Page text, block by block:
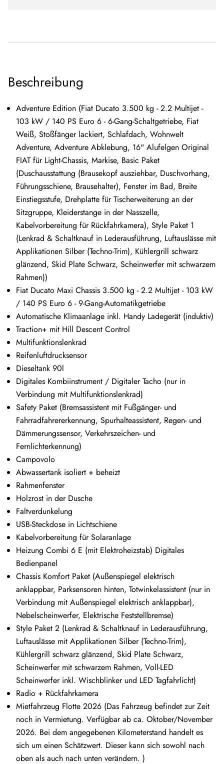
Beschreibung
Adventure Edition (Fiat Ducato 3.500 kg - 2.2 Multijet -
103 kW / 140 PS Euro 6 - 6-Gang-Schaltgetriebe, Fiat
Weiß, Stoßfänger lackiert, Schlafdach, Wohnwelt
Adventure, Adventure Abklebung, 16" Alufelgen Original
FIAT für Light-Chassis, Markise, Basic Paket
(Duschausstattung (Brausekopf ausziehbar, Duschvorhang,
Führungsschiene, Brausehalter), Fenster im Bad, Breite
Einstiegsstufe, Drehplatte für Tischerweiterung an der
Sitzgruppe, Kleiderstange in der Nasszelle,
Kabelvorbereitung für Rückfahrkamera), Style Paket 1
(Lenkrad & Schaltknauf in Lederausführung, Luftauslässe mit
Applikationen Silber (Techno-Trim), Kühlergrill schwarz
glänzend, Skid Plate Schwarz, Scheinwerfer mit schwarzem
Rahmen))
Fiat Ducato Maxi Chassis 3.500 kg - 2.2 Multijet - 103 kW
/ 140 PS Euro 6 - 9-Gang-Automatikgetriebe
Automatische Klimaanlage inkl. Handy Ladegerät (induktiv)
Traction+ mit Hill Descent Control
Multifunktionslenkrad
Reifenluftdrucksensor
Dieseltank 90l
Digitales Kombiinstrument / Digitaler Tacho (nur in
Verbindung mit Multifunktionslenkrad)
Safety Paket (Bremsassistent mit Fußgänger- und
Fahrradfahrererkennung, Spurhalteassistent, Regen- und
Dämmerungssensor, Verkehrszeichen- und
Fernlichterkennung)
Campovolo
Abwassertank isoliert + beheizt
Rahmenfenster
Holzrost in der Dusche
Faltverdunkelung
USB-Steckdose in Lichtschiene
Kabelvorbereitung für Solaranlage
Heizung Combi 6 E (mit Elektroheizstab) Digitales
Bedienpanel
Chassis Komfort Paket (Außenspiegel elektrisch
anklappbar, Parksensoren hinten, Totwinkelassistent (nur in
Verbindung mit Außenspiegel elektrisch anklappbar),
Nebelscheinwerfer, Elektrische Feststellbremse)
Style Paket 2 (Lenkrad & Schaltknauf in Lederausführung,
Luftauslässe mit Applikationen Silber (Techno-Trim),
Kühlergrill schwarz glänzend, Skid Plate Schwarz,
Scheinwerfer mit schwarzem Rahmen, Voll-LED
Scheinwerfer inkl. Wischblinker und LED Tagfahrlicht)
Radio + Rückfahrkamera
Mietfahrzeug Flotte 2026 (Das Fahrzeug befindet zur Zeit
noch in Vermietung. Verfügbar ab ca. Oktober/November
2026. Bei dem angegebenen Kilometerstand handelt es
sich um einen Schätzwert. Dieser kann sich sowohl nach
oben als auch nach unten verändern. )